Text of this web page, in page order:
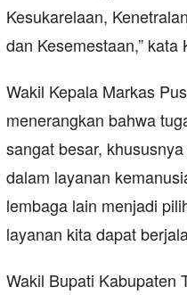
Kesukarelaan,
dan Kesemestaan,” kata
Wakil Kepala Markas
menerangkan bahwa
sangat besar,
dalam layanan
lembaga lain menjadi
layanan kita dapat
Wakil Bupati Kabupaten